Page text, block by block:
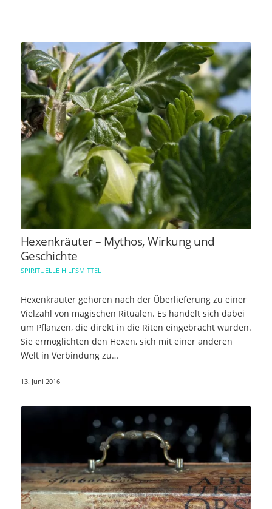
Hexenkräuter – Mythos, Wirkung und
Geschichte
SPIRITUELLE HILFSMITTEL
Hexenkräuter gehören nach der Überlieferung zu einer
Vielzahl von magischen Ritualen. Es handelt sich dabei
um Pflanzen, die direkt in die Riten eingebracht wurden.
Sie ermöglichten den Hexen, sich mit einer anderen
Welt in Verbindung zu…
13. Juni 2016